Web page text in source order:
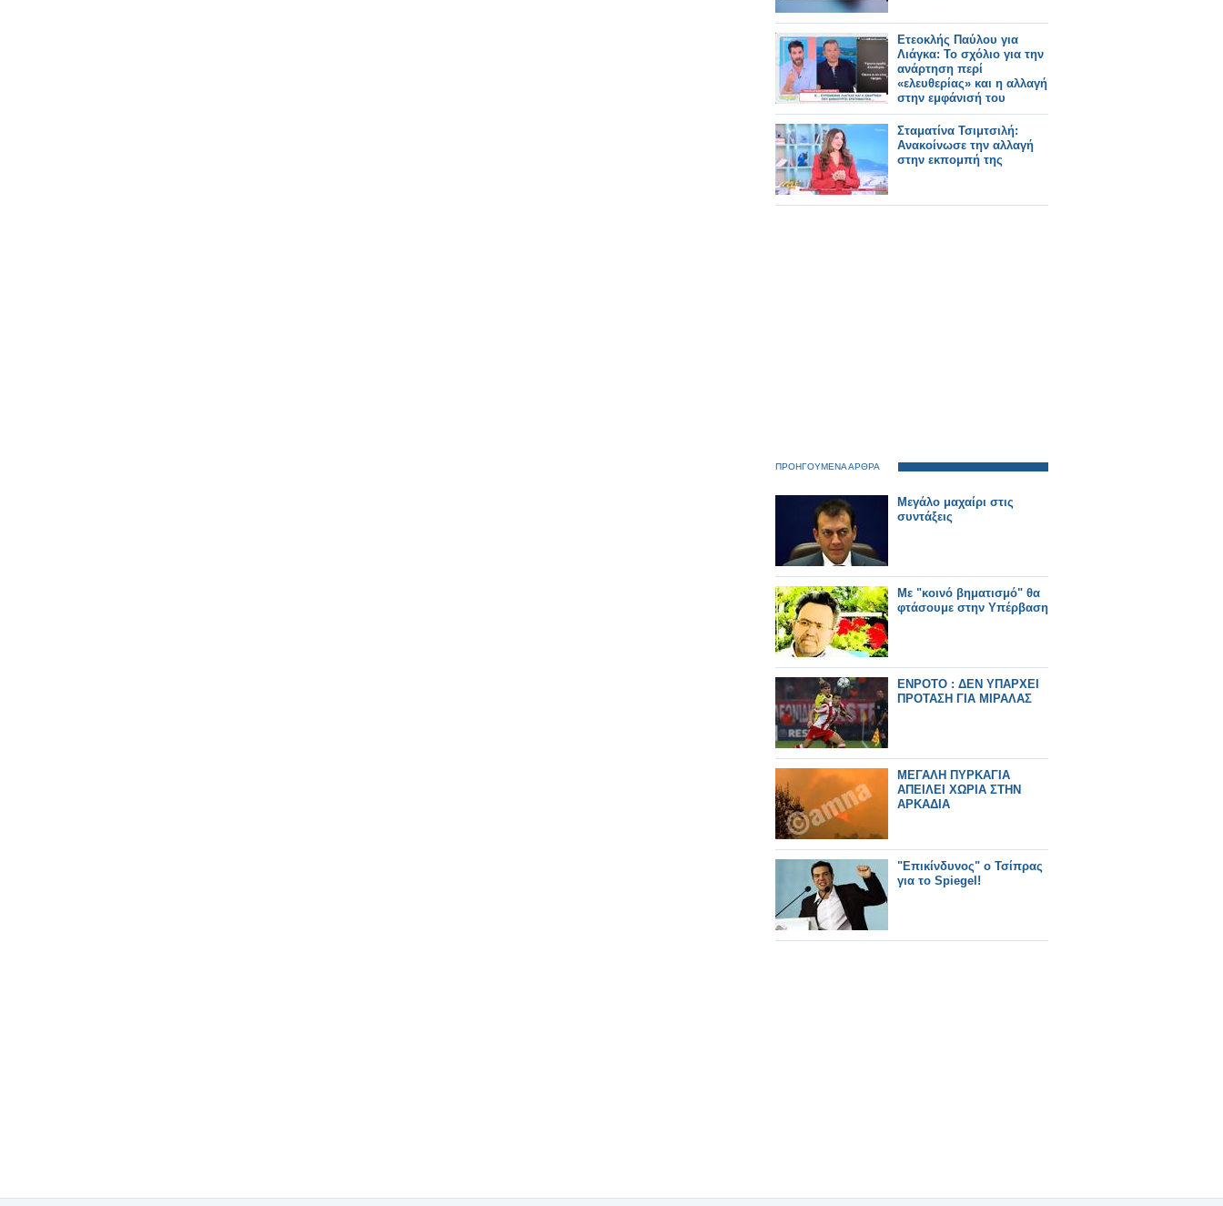
Ετεοκλής Παύλου για
Λιάγκα: Το σχόλιο για την
ανάρτηση περί
«ελευθερίας» και η αλλαγή
στην εμφάνισή του
Σταματίνα Τσιμτσιλή:
Aνακοίνωσε την αλλαγή
στην εκπομπή της
ΠΡΟΗΓΟΥΜΕΝΑ ΑΡΘΡΑ
Μεγάλο μαχαίρι στις
συντάξεις
Με "κοινό βηματισμό" θα
φτάσουμε στην Υπέρβαση
ΕΝΡΟΤΟ : ΔΕΝ ΥΠΑΡΧΕΙ
ΠΡΟΤΑΣΗ ΓΙΑ ΜΙΡΑΛΑΣ
ΜΕΓΑΛΗ ΠΥΡΚΑΓΙΑ
ΑΠΕΙΛΕΙ ΧΩΡΙΑ ΣΤΗΝ
ΑΡΚΑΔΙΑ
"Επικίνδυνος" ο Τσίπρας
για το Spiegel!